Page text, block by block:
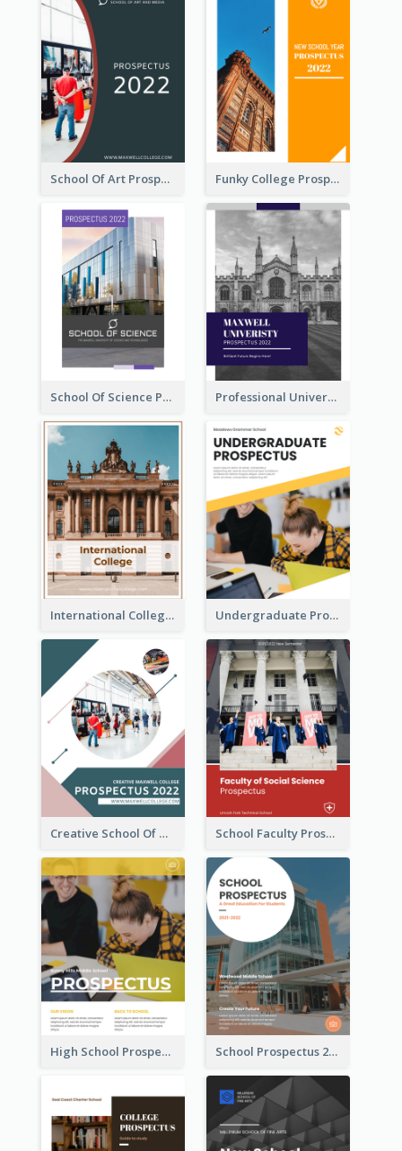
School Of Art Prospectus Funky College Prospectus
School Of Science Prospectus Professional University Prospectus
International College Prospectus Undergraduate Prospectus
Creative School Of Media Prospectus School Faculty Prospectus
High School Prospectus School Prospectus 2022